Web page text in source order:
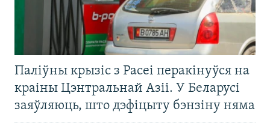
Паліўны крызіс з Расеі перакінуўся на
краіны Цэнтральнай Азіі. У Беларусі
заяўляюць, што дэфіцыту бэнзіну няма